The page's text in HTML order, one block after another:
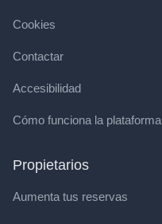
Cookies
Contactar
Accesibilidad
Cómo funciona la plataforma
Propietarios
Aumenta tus reservas